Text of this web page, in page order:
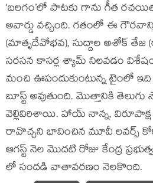
‘బలగం’లో పాటకు గాను గీత
అవార్డు వచ్చింది. గతంలో ఈ
(మాతృదేవోభవ), సుద్దాల అశోక్ తేజ
సరసన కాసర్ల శ్యామ్ నిలవడం
మంచి ఊపందుకుంటున్న టైంలో
బూస్ట్ అవుతుంది. మొత్తానికి
వెల్లివిరిశాయి. హాయ్ నాన్న,
రావొచ్చని భావించిన మూవీ లవర్స్
ఆగస్ట్ నెల మొదటి రోజు కేంద్ర
లో సందడి వాతావరణం నెలకొంది.